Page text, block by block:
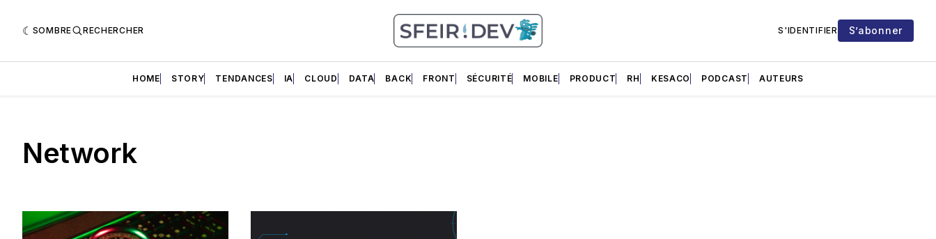
SOMBRE RECHERCHER S'IDENTIFIER S’abonner
HOME STORY TENDANCES IA CLOUD DATA BACK FRONT SÉCURITÉ MOBILE PRODUCT RH KESACO PODCAST AUTEURS
Network